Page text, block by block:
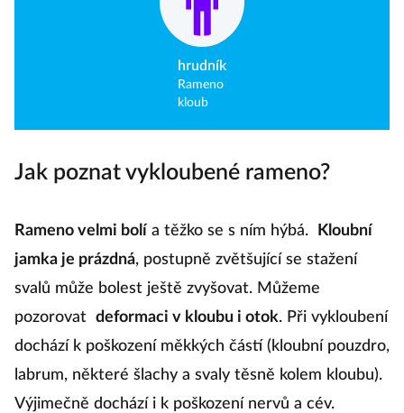
hrudník
Rameno
kloub
Jak poznat vykloubené rameno?
Rameno velmi bolí a těžko se s ním hýbá.
Kloubní
jamka je prázdná, postupně zvětšující se stažení
svalů může bolest ještě zvyšovat. Můžeme
pozorovat deformaci v kloubu i otok. Při vykloubení
dochází k poškození měkkých částí (kloubní pouzdro,
labrum, některé šlachy a svaly těsně kolem kloubu).
Výjimečně dochází i k poškození nervů a cév.